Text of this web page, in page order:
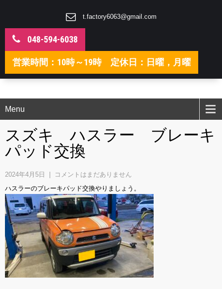
t.factory6063@gmail.com
048-594-6038
営業時間：10時～19時 定休日：日曜，月曜
Menu
スズキ ハスラー ブレーキ
パッド交換
2024年4月5日
コメントはまだありません
ハスラーのブレーキパッド交換やりましょう。